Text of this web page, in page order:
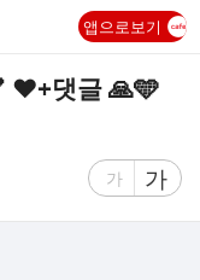
앱으로보기
❤️+댓글 🙏🩵
글
가
글
자
가